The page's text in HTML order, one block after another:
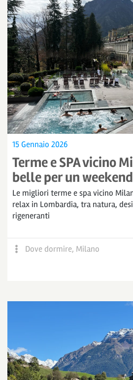
15 Gennaio 2026
Terme e SPA vicino
belle per un
Le migliori terme e spa vicino
relax in Lombardia, tra natura,
rigeneranti
Dove dormire, Milano